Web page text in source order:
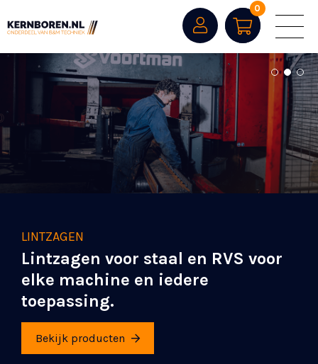
0
KERNBOREN
Rotacon hard metalen kernboren
van absolute topkwaliteit.
LINTZAGEN
Lintzagen voor staal en RVS voor
elke machine en iedere
toepassing.
Bekijk producten
MACHINES
Fein kernboormachines en
laskantenfreesmachines uit
voorraad leverbaar!
Bekijk producten
1 2 3